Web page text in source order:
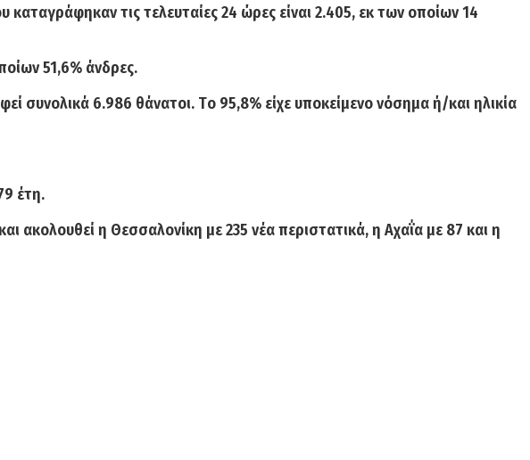
τις τελευταίες 24 ώρες είναι 2.405, εκ των οποίων 14
51,6% άνδρες.
συνολικά 6.986 θάνατοι. Το 95,8% είχε υποκείμενο νόσημα ή/και ηλικία
έτη.
ακολουθεί η Θεσσαλονίκη με 235 νέα περιστατικά,η Αχαΐα με 87 και η